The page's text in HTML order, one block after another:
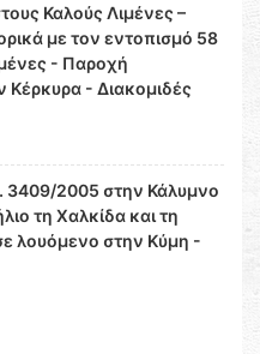
Καλούς Λιμένες –
με τον εντοπισμό 58
- Παροχή
- Διακομιδές
3409/2005 στην Κάλυμνο
τη Χαλκίδα και τη
λουόμενο στην Κύμη -